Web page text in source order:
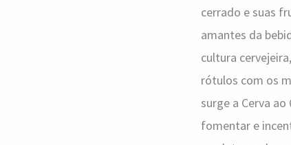
cerrado e suas
amantes da
cultura
rótulos com os
surge a Cerva
fomentar e